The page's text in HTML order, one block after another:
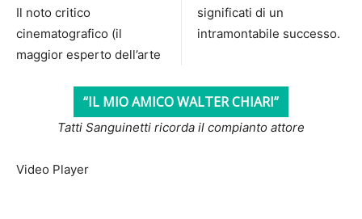
Il noto critico
cinematografico (il
maggior esperto dell’arte
significati di un
intramontabile successo.
“IL MIO AMICO WALTER CHIARI”
Tatti Sanguinetti ricorda il compianto attore
Video Player